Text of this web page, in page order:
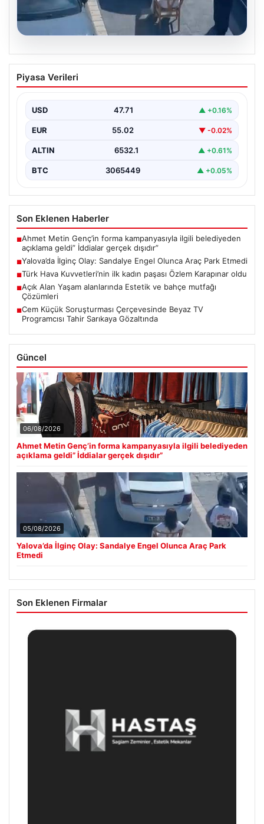
05.08.2026
Yalova’da İlginç Olay: Sandalye Engel
Olunca Araç Park Etmedi
gerçekleşen bu ilginç olay, bölge sakinlerinin ve
çevredekilerin…
Piyasa Verileri
USD 47.71 ▲ +0.16%
EUR 55.02 ▼ -0.02%
ALTIN 6532.1 ▲ +0.61%
BTC 3065449 ▲ +0.05%
Son Eklenen Haberler
■Ahmet Metin Genç’in forma kampanyasıyla ilgili belediyeden
açıklama geldi” İddialar gerçek dışıdır”
■Yalova’da İlginç Olay: Sandalye Engel Olunca Araç Park Etmedi
■Türk Hava Kuvvetleri’nin ilk kadın paşası Özlem Karapınar oldu
■Açık Alan Yaşam alanlarında Estetik ve bahçe mutfağı
Çözümleri
■Cem Küçük Soruşturması Çerçevesinde Beyaz TV
Programcısı Tahir Sarıkaya Gözaltında
Güncel
06/08/2026
Ahmet Metin Genç’in forma kampanyasıyla ilgili belediyeden
açıklama geldi” İddialar gerçek dışıdır”
05/08/2026
Yalova’da İlginç Olay: Sandalye Engel Olunca Araç Park
Etmedi
Son Eklenen Firmalar